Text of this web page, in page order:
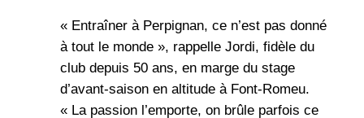
« Entraîner à Perpignan, ce n’est pas donné
à tout le monde », rappelle Jordi, fidèle du
club depuis 50 ans, en marge du stage
d’avant-saison en altitude à Font-Romeu.
« La passion l’emporte, on brûle parfois ce